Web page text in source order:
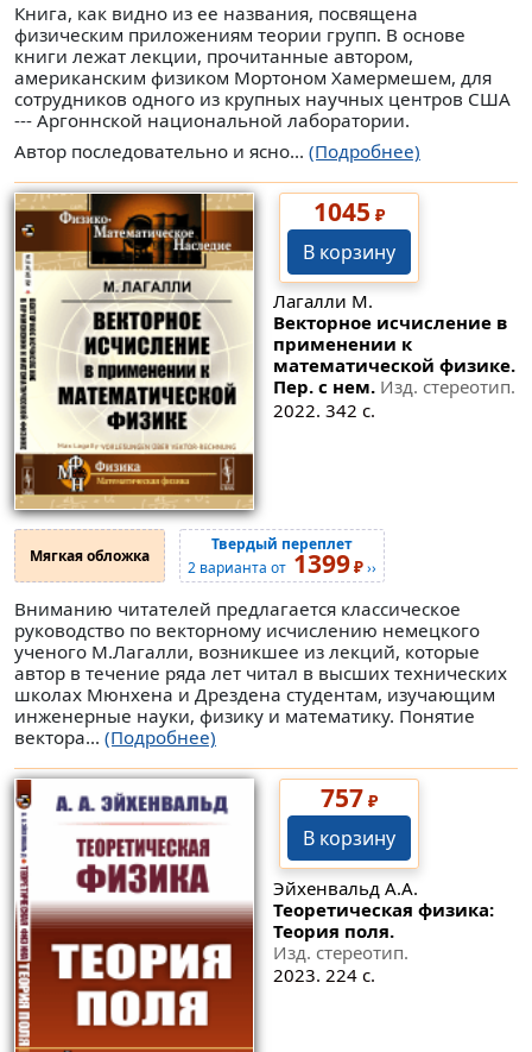
Книга, как видно из ее названия, посвящена
физическим приложениям теории групп. В основе
книги лежат лекции, прочитанные автором,
американским физиком Мортоном Хамермешем, для
сотрудников одного из крупных научных центров США
--- Аргоннской национальной лаборатории.
Автор последовательно и ясно... (Подробнее)
1045 ₽
В корзину
Лагалли М.
Векторное исчисление в
применении к
математической физике.
Пер. с нем. Изд. стереотип.
2022. 342 с.
Мягкая обложка
Твердый переплет
2 варианта от 1399₽››
Вниманию читателей предлагается классическое
руководство по векторному исчислению немецкого
ученого М.Лагалли, возникшее из лекций, которые
автор в течение ряда лет читал в высших технических
школах Мюнхена и Дрездена студентам, изучающим
инженерные науки, физику и математику. Понятие
вектора... (Подробнее)
757 ₽
В корзину
Эйхенвальд А.А.
Теоретическая физика:
Теория поля.
Изд. стереотип.
2023. 224 с.